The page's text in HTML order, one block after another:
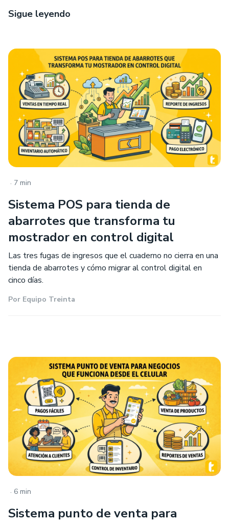
Sigue leyendo
. 7 min
Sistema POS para tienda de
abarrotes que transforma tu
mostrador en control digital
Las tres fugas de ingresos que el cuaderno no cierra en una
tienda de abarrotes y cómo migrar al control digital en
cinco días.
Por Equipo Treinta
. 6 min
Sistema punto de venta para